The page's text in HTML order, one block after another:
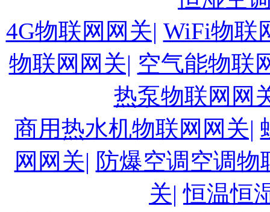
4G物联网网关| WiFi物联
物联网网关| 空气能物联
热泵物联网网
商用热水机物联网网关|
网网关| 防爆空调空调物
关| 恒温恒